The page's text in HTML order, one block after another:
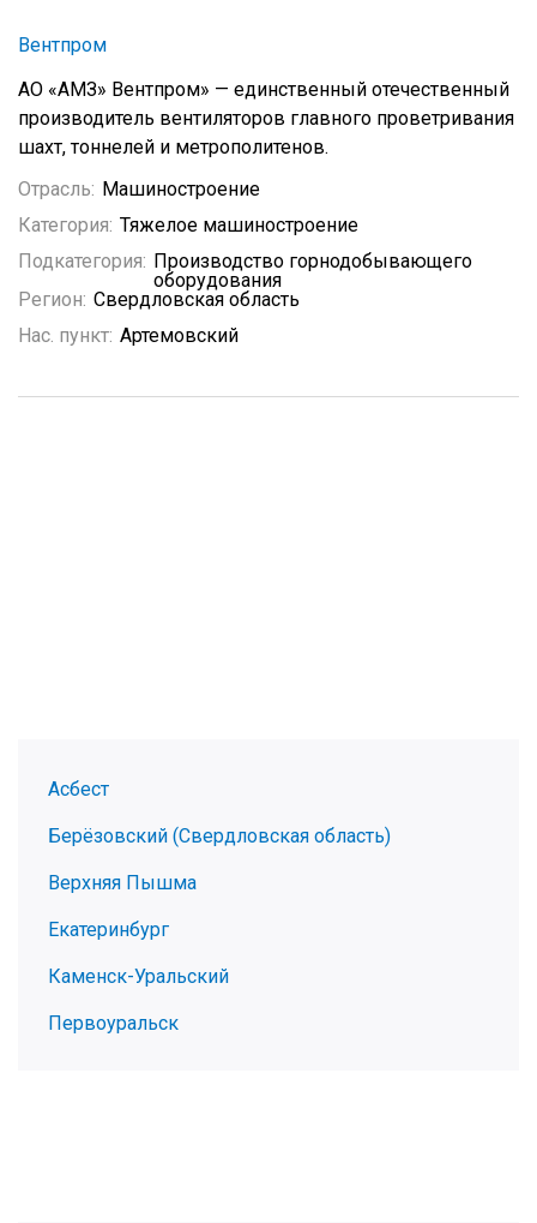
Вентпром
АО «АМЗ» Вентпром» — единственный отечественный
производитель вентиляторов главного проветривания
шахт, тоннелей и метрополитенов.
Отрасль: Машиностроение
Категория: Тяжелое машиностроение
Подкатегория: Производство горнодобывающего
оборудования
Регион: Свердловская область
Нас. пункт: Артемовский
Асбест
Берёзовский (Свердловская область)
Верхняя Пышма
Екатеринбург
Каменск-Уральский
Первоуральск